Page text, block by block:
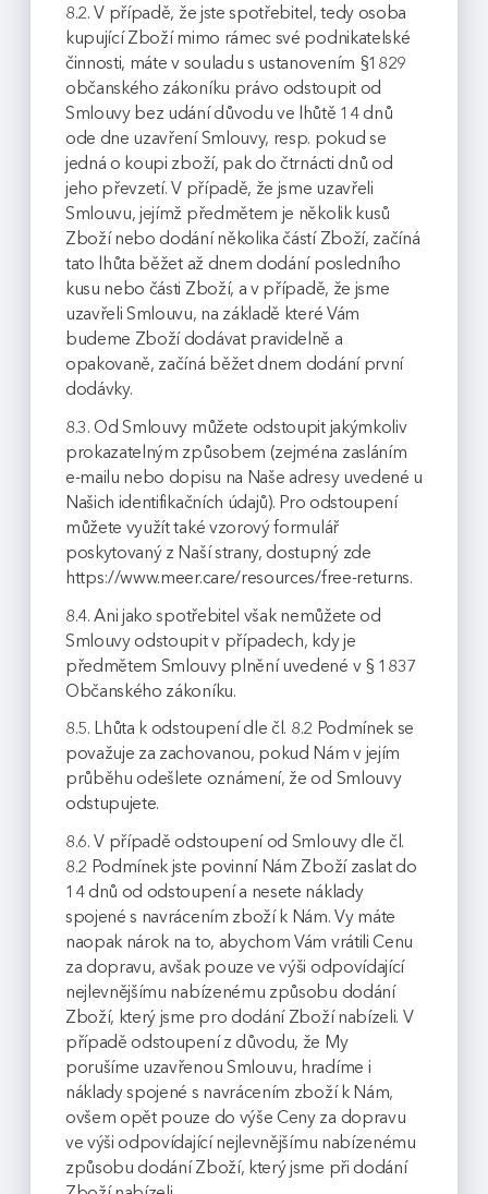
8.2. V případě, že jste spotřebitel, tedy osoba
kupující Zboží mimo rámec své podnikatelské
činnosti, máte v souladu s ustanovením §1829
občanského zákoníku právo odstoupit od
Smlouvy bez udání důvodu ve lhůtě 14 dnů
ode dne uzavření Smlouvy, resp. pokud se
jedná o koupi zboží, pak do čtrnácti dnů od
jeho převzetí. V případě, že jsme uzavřeli
Smlouvu, jejímž předmětem je několik kusů
Zboží nebo dodání několika částí Zboží, začíná
tato lhůta běžet až dnem dodání posledního
kusu nebo části Zboží, a v případě, že jsme
uzavřeli Smlouvu, na základě které Vám
budeme Zboží dodávat pravidelně a
opakovaně, začíná běžet dnem dodání první
dodávky.
8.3. Od Smlouvy můžete odstoupit jakýmkoliv
prokazatelným způsobem (zejména zasláním
e-mailu nebo dopisu na Naše adresy uvedené u
Našich identifikačních údajů). Pro odstoupení
můžete využít také vzorový formulář
poskytovaný z Naší strany, dostupný zde
https://www.meer.care/resources/free-returns.
8.4. Ani jako spotřebitel však nemůžete od
Smlouvy odstoupit v případech, kdy je
předmětem Smlouvy plnění uvedené v § 1837
Občanského zákoníku.
8.5. Lhůta k odstoupení dle čl. 8.2 Podmínek se
považuje za zachovanou, pokud Nám v jejím
průběhu odešlete oznámení, že od Smlouvy
odstupujete.
8.6. V případě odstoupení od Smlouvy dle čl.
8.2 Podmínek jste povinní Nám Zboží zaslat do
14 dnů od odstoupení a nesete náklady
spojené s navrácením zboží k Nám. Vy máte
naopak nárok na to, abychom Vám vrátili Cenu
za dopravu, avšak pouze ve výši odpovídající
nejlevnějšímu nabízenému způsobu dodání
Zboží, který jsme pro dodání Zboží nabízeli. V
případě odstoupení z důvodu, že My
porušíme uzavřenou Smlouvu, hradíme i
náklady spojené s navrácením zboží k Nám,
ovšem opět pouze do výše Ceny za dopravu
ve výši odpovídající nejlevnějšímu nabízenému
způsobu dodání Zboží, který jsme při dodání